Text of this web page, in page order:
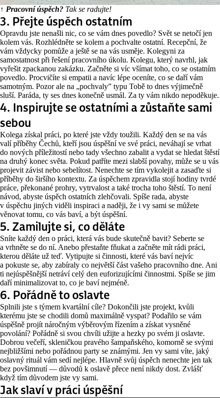
↑ Pracovní úspěch? Tak se radujte!
3. Přejte úspěch ostatním
Opravdu jste nenašli nic, co se vám dnes povedlo? Svět se netočí jen
kolem vás. Rozhlédněte se kolem a pochvalte ostatní. Recepční, že
vám vždycky pomůže a ještě se na vás usměje. Kolegyni za
samostatnost při řešení pracovního úkolu. Kolegu, který navrhl, jak
vyřešit zpackanou zakázku. Začněte si víc všímat toho, co se ostatním
povedlo. Procvičíte si empatii a navíc lépe oceníte, co se daří vám
samotným. Pozor ale na „pochvaly” typu Tobě to dnes výjimečně
sluší. Paráda, ty ses dnes konečně usmál. Za ty vám nikdo nepoděkuje.
4. Inspirujte se ostatními a zůstaňte sami
sebou
Kolega získal práci, po které jste vždy toužili. Každý den se na vás
valí příběhy Čechů, kteří jsou úspěšní ve své práci, neváhají se vrhat
do nových příležitostí nebo tady všechno zabalit a vydat se hledat štěstí
na druhý konec světa. Pokud patříte mezi slabší povahy, může se u vás
projevit závist nebo sebelítost. Nenechte se tím vykolejit a zasaďte si
příběhy do širšího kontextu. Za úspěchem zpravidla stojí hodiny tvrdé
práce, překonané prohry, vytrvalost a také trocha toho štěstí. To není
návod, abyste úspěch ostatních zlehčovali. Spíše rada, abyste
v úspěchu jiných viděli inspiraci a naději, že i vy sami se můžete
věnovat tomu, co vás baví, a být úspěšní.
5. Zamilujte si, co děláte
Sníte každý den o práci, která vás bude skutečně bavit? Seberte se
a vrhněte se do ní. Anebo přestaňte fňukat a začněte mít rádi práci,
kterou děláte už teď. Vytipujte si činnosti, které vás baví nejvíc
a pokuste se, aby zabíraly co největší část vašeho pracovního dne. Ani
ti nejúspěšnější netráví celý den euforizujícími činnostmi. Spíše se jim
daří minimalizovat to, co je baví nejméně.
6. Pořádně to oslavte
Splnili jste s týmem kvartální cíle? Dokončili jste projekt, kvůli
kterému jste se chodili domů maximálně vyspat? Podařilo se vám
úspěšně projít náročným výběrovým řízením a získat vysněné
povolání? Pořádně si svou chvíli užijte a hezky po svém ji oslavte.
Dobrou večeří, skleničkou pravého šampaňského, komorně se svými
nejbližšími nebo pořádnou party se známými. Jen vy sami víte, jaký
oslavný rituál vám sedí nejlépe. Hlavně svůj úspěch nenechte jen tak
bez povšimnutí — důvodů k oslavě přece není nikdy dost. Zvlášť
když tím důvodem jste vy sami.
Jak slaví v práci úspěšní